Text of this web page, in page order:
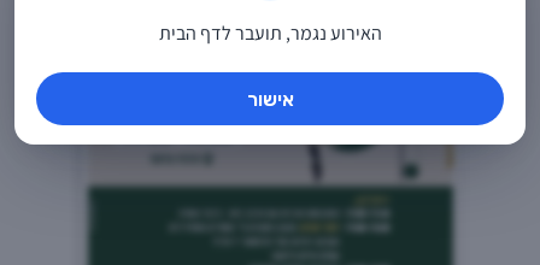
האירוע נגמר, תועבר לדף הבית
אישור